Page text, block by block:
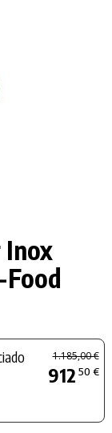
Inox
1.185,00 €
912 50 €